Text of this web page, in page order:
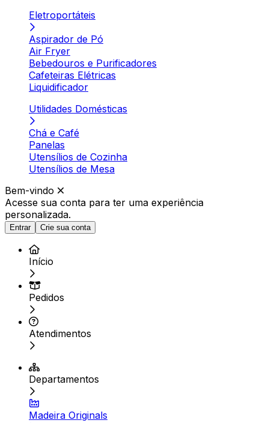
Eletroportáteis
Aspirador de Pó
Air Fryer
Bebedouros e Purificadores
Cafeteiras Elétricas
Liquidificador
Utilidades Domésticas
Chá e Café
Panelas
Utensílios de Cozinha
Utensílios de Mesa
Bem-vindo
Acesse sua conta para ter uma experiência
personalizada.
Entrar Crie sua conta
Início
Pedidos
Atendimentos
Departamentos
Madeira Originals